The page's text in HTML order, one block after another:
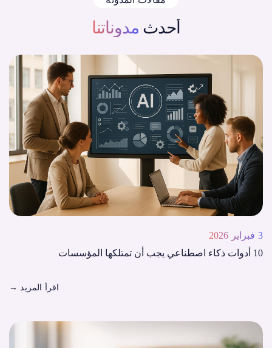
أحدث مدوناتنا
3 فبراير 2026
10 أدوات ذكاء اصطناعي يجب أن تمتلكها المؤسسات
اقرأ المزيد →